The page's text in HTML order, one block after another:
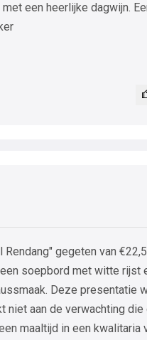
een heerlijke dagwijn.
Rendang" gegeten van
soepbord met witte rijst
Deze presentatie
niet aan de verwachting
maaltijd in een kwalitaria